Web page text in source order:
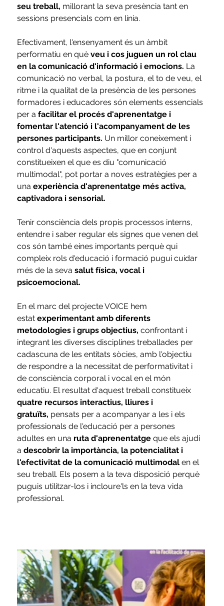
seu treball, millorant la seva presència tant en
sessions presencials com en línia.
Efectivament, l'ensenyament és un àmbit
performatiu en què veu i cos juguen un rol clau
en la comunicació d'informació i emocions. La
comunicació no verbal, la postura, el to de veu, el
ritme i la qualitat de la presència de les persones
formadores i educadores són elements essencials
per a facilitar el procés d'aprenentatge i
fomentar l'atenció i l'acompanyament de les
persones participants. Un millor coneixement i
control d'aquests aspectes, que en conjunt
constitueixen el que es diu "comunicació
multimodal", pot portar a noves estratègies per a
una experiència d'aprenentatge més activa,
captivadora i sensorial.
Tenir consciència dels propis processos interns,
entendre i saber regular els signes que venen del
cos són també eines importants perquè qui
compleix rols d'educació i formació pugui cuidar
més de la seva salut física, vocal i
psicoemocional.
En el marc del projecte VOICE hem
estat experimentant amb diferents
metodologies i grups objectius, confrontant i
integrant les diverses disciplines treballades per
cadascuna de les entitats sòcies, amb l'objectiu
de respondre a la necessitat de performativitat i
de consciència corporal i vocal en el món
educatiu. El resultat d'aquest treball constitueix
quatre recursos interactius, lliures i
gratuïts, pensats per a acompanyar a les i els
professionals de l'educació per a persones
adultes en una ruta d'aprenentatge que els ajudi
a descobrir la importància, la potencialitat i
l'efectivitat de la comunicació multimodal en el
seu treball. Els posem a la teva disposició perquè
puguis utilitzar-los i incloure'ls en la teva vida
professional.